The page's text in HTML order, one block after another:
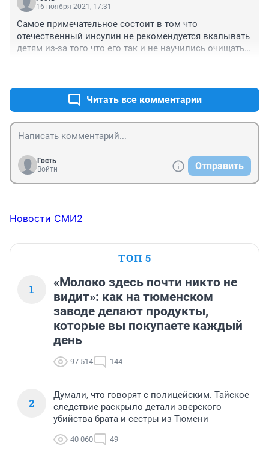
16 ноября 2021, 17:31
Самое примечательное состоит в том что
отечественный инсулин не рекомендуется вкалывать
детям из-за того что его так и не научились очищать
лекарствах и вакцинах.Читать все комментарии
Гость
Войти
Отправить
Новости СМИ2
ТОП 5
1
«Молоко здесь почти никто не
видит»: как на тюменском
заводе делают продукты,
которые вы покупаете каждый
день
97 514 144
2
Думали, что говорят с полицейским. Тайское
следствие раскрыло детали зверского
убийства брата и сестры из Тюмени
40 060 49